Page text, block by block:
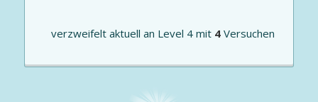
verzweifelt aktuell an Level 4 mit 4 Versuchen